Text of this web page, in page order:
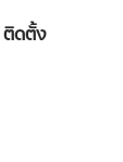
ติดตั้ง